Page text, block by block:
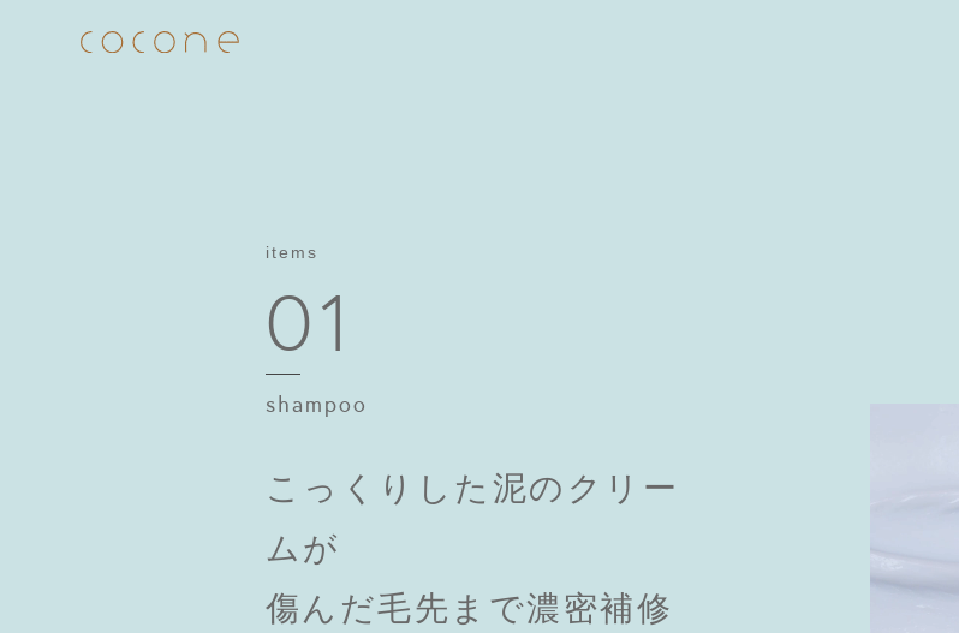
items
01
shampoo
こっくりした泥のクリー
ムが
傷んだ毛先まで濃密補修